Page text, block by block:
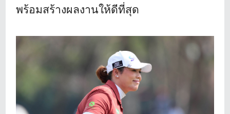
พร้อมสร้างผลงานให้ดีที่สุด